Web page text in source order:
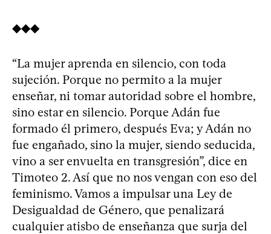
◆◆◆
“La mujer aprenda en silencio, con toda
sujeción. Porque no permito a la mujer
enseñar, ni tomar autoridad sobre el hombre,
sino estar en silencio. Porque Adán fue
formado él primero, después Eva; y Adán no
fue engañado, sino la mujer, siendo seducida,
vino a ser envuelta en transgresión”, dice en
Timoteo 2. Así que no nos vengan con eso del
feminismo. Vamos a impulsar una Ley de
Desigualdad de Género, que penalizará
cualquier atisbo de enseñanza que surja del